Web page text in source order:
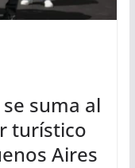
suma al
turístico
Aires